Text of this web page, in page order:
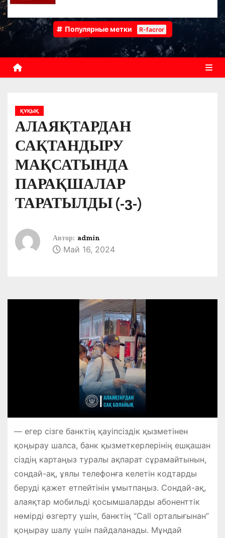
Популярные метки R-facror
ҚҰҚЫҚ
АЛАЯҚТАРДАН
САҚТАНДЫРУ
МАҚСАТЫНДА
ПАРАҚШАЛАР
ТАРАТЫЛДЫ (-3-)
Автор: admin
Май 16, 2024
— егер сізге банктің қауіпсіздік қызметінен
қоңырау шалса, банк қызметкерлерінің ешқашан
сіздің картаңыз туралы ақпарат сұрамайтынын,
сондай-ақ, ұялы телефонға келетін кодтарды
беруді қажет етпейтінін ұмытпаңыз. Сондай-ақ,
алаяқтар мобильді қосымшаларды абоненттік
нөмірді өзгерту үшін, банктің “Call орталығынан”
қоңырау шалу үшін пайдаланады. Мұндай